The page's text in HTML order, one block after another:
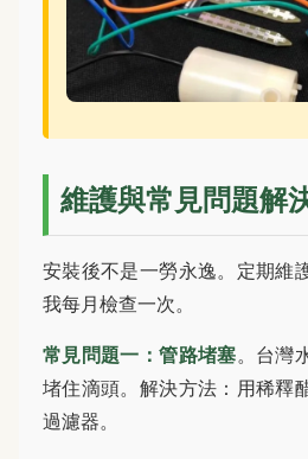
維護與常見問題解
安裝後不是一勞永逸。定期維
我每月檢查一次。
常見問題一：管路堵塞。台灣
堵住滴頭。解決方法：用稀釋
過濾器。